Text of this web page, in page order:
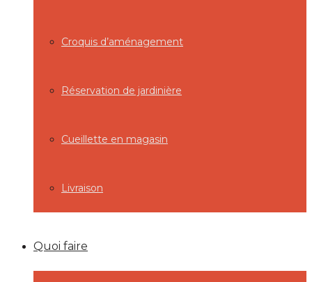
Croquis d’aménagement
Réservation de jardinière
Cueillette en magasin
Livraison
Quoi faire